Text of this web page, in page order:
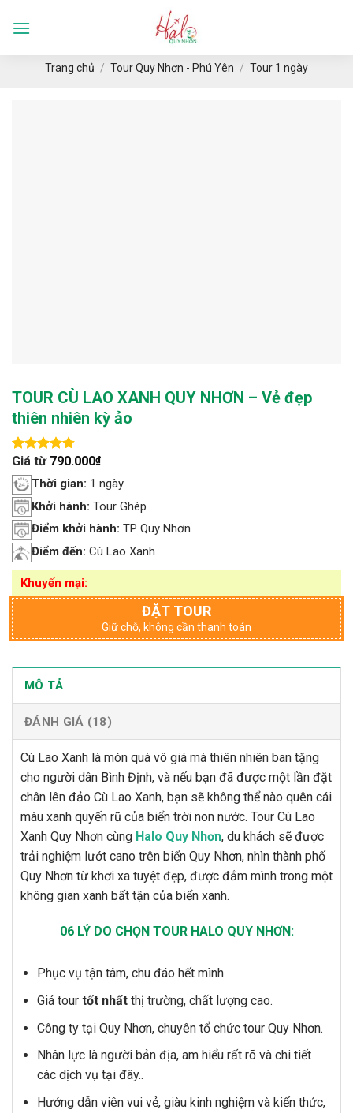
Trang chủ / Tour Quy Nhơn - Phú Yên / Tour 1 ngày
TOUR CÙ LAO XANH QUY NHƠN – Vẻ đẹp
thiên nhiên kỳ ảo
4.72 trên 5
dựa trên
18
đánh giá
Giá từ 790.000₫
Thời gian: 1 ngày
Khởi hành: Tour Ghép
Điểm khởi hành: TP Quy Nhơn
Điểm đến: Cù Lao Xanh
Khuyến mại:
ĐẶT TOUR
Giữ chỗ, không cần thanh toán
MÔ TẢ
ĐÁNH GIÁ (18)
Cù Lao Xanh là món quà vô giá mà thiên nhiên ban tặng
cho người dân Bình Định, và nếu bạn đã được một lần đặt
chân lên đảo Cù Lao Xanh, bạn sẽ không thể nào quên cái
màu xanh quyến rũ của biển trời non nước. Tour Cù Lao
Xanh Quy Nhơn cùng Halo Quy Nhơn, du khách sẽ được
trải nghiệm lướt cano trên biển Quy Nhơn, nhìn thành phố
Quy Nhơn từ khơi xa tuyệt đẹp, được đắm mình trong một
không gian xanh bất tận của biển xanh.
06 LÝ DO CHỌN TOUR HALO QUY NHƠN:
Phục vụ tận tâm, chu đáo hết mình.
Giá tour tốt nhấtthị trường, chất lượng cao.
Công ty tại Quy Nhơn, chuyên tổ chức tour Quy Nhơn.
Nhân lực là người bản địa, am hiểu rất rõ và chi tiết
các dịch vụ tại đây..
Hướng dẫn viên vui vẻ, giàu kinh nghiệm và kiến thức,